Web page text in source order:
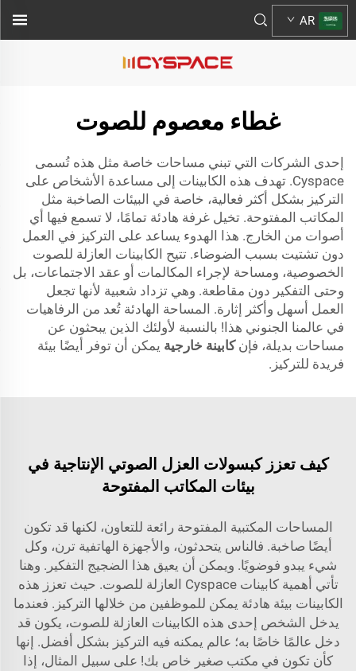
AR
غطاء معصوم للصوت
إحدى الشركات التي تبني مساحات خاصة مثل هذه تُسمى
Cyspace. تهدف هذه الكابينات إلى مساعدة الأشخاص على
التركيز بشكل أكثر فعالية، خاصة في البيئات الصاخبة مثل
المكاتب المفتوحة. تخيل غرفة هادئة تمامًا، لا تسمع فيها أي
أصوات من الخارج. هذا الهدوء يساعد على التركيز في العمل
دون تشتيت بسبب الضوضاء. تتيح الكابينات العازلة للصوت
الخصوصية، ومساحة لإجراء المكالمات أو عقد الاجتماعات، بل
وحتى التفكير دون مقاطعة. وهي تزداد شعبية لأنها تجعل
العمل أسهل وأكثر إثارة. المساحة الهادئة تُعد من الرفاهيات
في عالمنا الجنوني هذا! بالنسبة لأولئك الذين يبحثون عن
مساحات بديلة، فإنكابينة خارجية يمكن أن توفر أيضًا بيئة
فريدة للتركيز.
كيف تعزز كبسولات العزل الصوتي الإنتاجية في
بيئات المكاتب المفتوحة
المساحات المكتبية المفتوحة رائعة للتعاون، لكنها قد تكون
أيضًا صاخبة. فالناس يتحدثون، والأجهزة الهاتفية ترن، وكل
شيء يبدو فوضويًا. ويمكن أن يعيق هذا الضجيج التفكير. وهنا
تأتي أهمية كابينات Cyspace العازلة للصوت. حيث تعزز هذه
الكابينات بيئة هادئة يمكن للموظفين من خلالها التركيز. فعندما
يدخل الشخص إحدى هذه الكابينات العازلة للصوت، يكون قد
دخل عالمًا خاصًا به؛ عالم يمكنه فيه التركيز بشكل أفضل. إنها
كأن تكون في مكتب صغير خاص بك! على سبيل المثال، إذا